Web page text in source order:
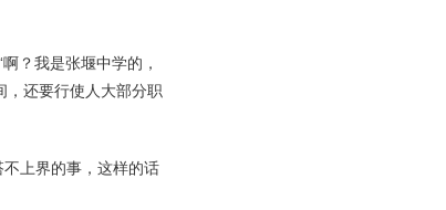
？我是张堰中学的，
，还要行使人大部分职
上界的事，这样的话